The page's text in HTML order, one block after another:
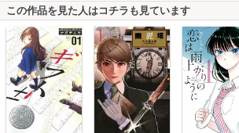
この作品を見た人はコチラも見ています